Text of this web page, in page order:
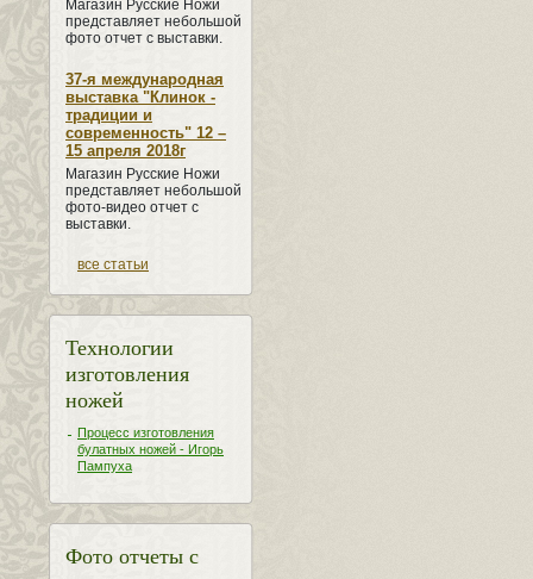
Магазин Русские Ножи
представляет небольшой
фото отчет с выставки.
37-я международная
выставка "Клинок -
традиции и
современность" 12 –
15 апреля 2018г
Магазин Русские Ножи
представляет небольшой
фото-видео отчет с
выставки.
все статьи
Технологии
изготовления
ножей
Процесс изготовления
булатных ножей - Игорь
Пампуха
Фото отчеты с